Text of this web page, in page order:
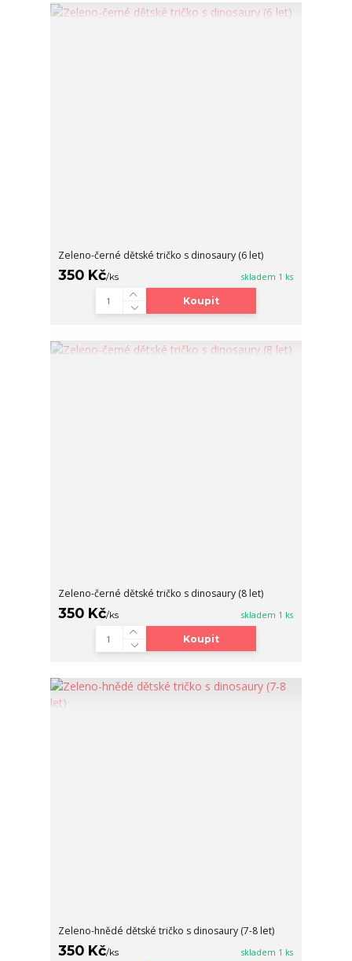
Zeleno-černé dětské tričko s dinosaury (6 let)
350 Kč/ks skladem 1 ks
Koupit
Zeleno-černé dětské tričko s dinosaury (8 let)
350 Kč/ks skladem 1 ks
Koupit
Zeleno-hnědé dětské tričko s dinosaury (7-8 let)
350 Kč/ks skladem 1 ks